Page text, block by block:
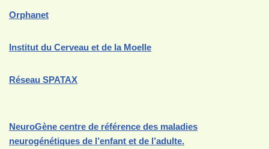
Orphanet
Institut du Cerveau et de la Moelle
Réseau SPATAX
NeuroGène centre de référence des maladies
neurogénétiques de l’enfant et de l’adulte.